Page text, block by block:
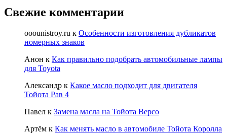
Свежие комментарии
ooounistroy.ru к Особенности изготовления дубликатов
номерных знаков
Анон к Как правильно подобрать автомобильные лампы
для Toyota
Александр к Какое масло подходит для двигателя
Тойота Рав 4
Павел к Замена масла на Тойота Версо
Артём к Как менять масло в автомобиле Тойота Королла